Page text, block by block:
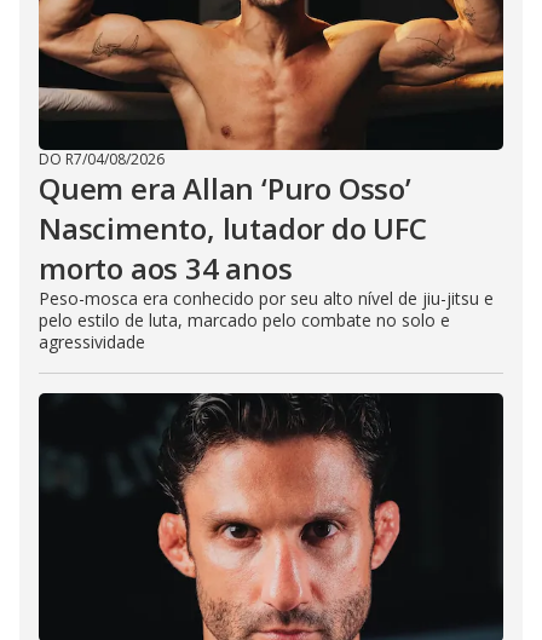
DO R7/04/08/2026
Quem era Allan ‘Puro Osso’
Nascimento, lutador do UFC
morto aos 34 anos
Peso-mosca era conhecido por seu alto nível de jiu-jitsu e
pelo estilo de luta, marcado pelo combate no solo e
agressividade